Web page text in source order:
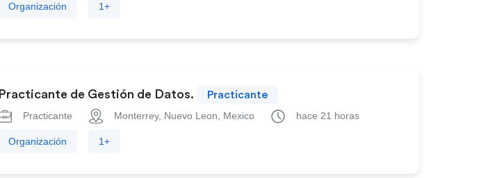
Organización 1+
Practicante de Gestión de Datos.
Practicante
Practicante
Monterrey, Nuevo Leon, Mexico hace 21 horas
Organización 1+